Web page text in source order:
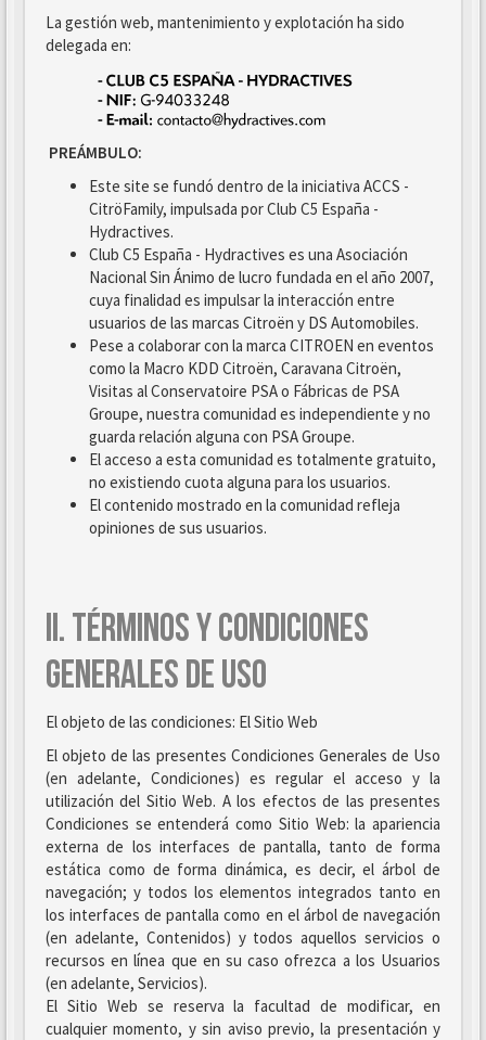
La gestión web, mantenimiento y explotación ha sido
delegada en:
PREÁMBULO:
Este site se fundó dentro de la iniciativa ACCS -
CitröFamily, impulsada por Club C5 España -
Hydractives.
Club C5 España - Hydractives es una Asociación
Nacional Sin Ánimo de lucro fundada en el año 2007,
cuya finalidad es impulsar la interacción entre
usuarios de las marcas Citroën y DS Automobiles.
Pese a colaborar con la marca CITROEN en eventos
como la Macro KDD Citroën, Caravana Citroën,
Visitas al Conservatoire PSA o Fábricas de PSA
Groupe, nuestra comunidad es independiente y no
guarda relación alguna con PSA Groupe.
El acceso a esta comunidad es totalmente gratuito,
no existiendo cuota alguna para los usuarios.
El contenido mostrado en la comunidad refleja
opiniones de sus usuarios.
II. TÉRMINOS Y CONDICIONES
GENERALES DE USO
El objeto de las condiciones: El Sitio Web
El objeto de las presentes Condiciones Generales de Uso
(en adelante, Condiciones) es regular el acceso y la
utilización del Sitio Web. A los efectos de las presentes
Condiciones se entenderá como Sitio Web: la apariencia
externa de los interfaces de pantalla, tanto de forma
estática como de forma dinámica, es decir, el árbol de
navegación; y todos los elementos integrados tanto en
los interfaces de pantalla como en el árbol de navegación
(en adelante, Contenidos) y todos aquellos servicios o
recursos en línea que en su caso ofrezca a los Usuarios
(en adelante, Servicios).
El Sitio Web se reserva la facultad de modificar, en
cualquier momento, y sin aviso previo, la presentación y